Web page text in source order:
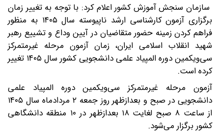
سازمان سنجش آموزش کشور اعلام کرد: با توجه به تغییر زمان
برگزاری آزمون کارشناسی ارشد ناپیوسته سال ۱۴۰۵ به منظور
فراهم کردن زمینه حضور متقاضیان در آیین وداع و تشییع رهبر
شهید انقلاب اسلامی ایران، زمان آزمون مرحله غیرمتمرکز
سی‌ویکمین دوره المپیاد علمی دانشجویی کشور سال ۱۴۰۵ تغییر
کرده است.
آزمون مرحله غیرمتمرکز سی‌ویکمین دوره المپیاد علمی
دانشجویی در صبح و بعدازظهر روز جمعه ۲ مردادماه سال ۱۴۰۵
از ساعت ۸ صبح لغایت ۱۸ بعدازظهر در ۱۰ منطقه دانشگاهی
کشور برگزار می‌شود.